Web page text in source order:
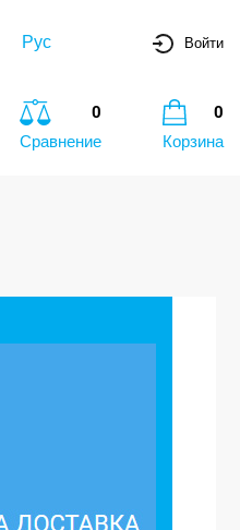
Рус Войти
0
Сравнение
0
Корзина